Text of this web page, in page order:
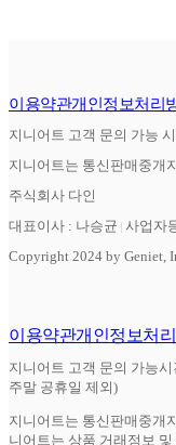
이용약관개인정보처리
지니어트 고객 문의 가능
지니어트는 통신판매중개
주식회사 다인
대표이사 : 나승균 사업자
Copyright 2024 by Geniet,
이용약관개인정보처
지니어트 고객 문의 가능
주말 공휴일 제외)
지니어트는 통신판매중개
니어트는 상품 거래정보